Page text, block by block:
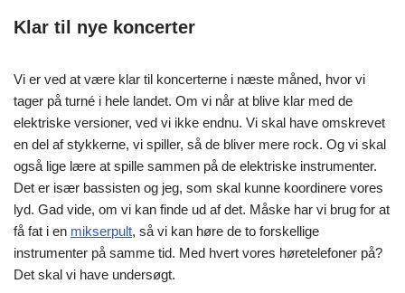
Klar til nye koncerter
Vi er ved at være klar til koncerterne i næste måned, hvor vi
tager på turné i hele landet. Om vi når at blive klar med de
elektriske versioner, ved vi ikke endnu. Vi skal have omskrevet
en del af stykkerne, vi spiller, så de bliver mere rock. Og vi skal
også lige lære at spille sammen på de elektriske instrumenter.
Det er især bassisten og jeg, som skal kunne koordinere vores
lyd. Gad vide, om vi kan finde ud af det. Måske har vi brug for at
få fat i en mikserpult, så vi kan høre de to forskellige
instrumenter på samme tid. Med hvert vores høretelefoner på?
Det skal vi have undersøgt.